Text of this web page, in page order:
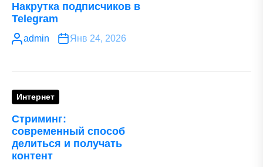
Накрутка подписчиков в
Telegram
admin Янв 24, 2026
Интернет
Стриминг:
современный способ
делиться и получать
контент